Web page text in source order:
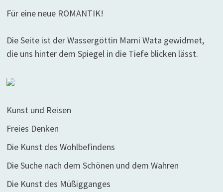
Für eine neue ROMANTIK!
Die Seite ist der Wassergöttin Mami Wata gewidmet,
die uns hinter dem Spiegel in die Tiefe blicken lässt.
Kunst und Reisen
Freies Denken
Die Kunst des Wohlbefindens
Die Suche nach dem Schönen und dem Wahren
Die Kunst des Müßigganges